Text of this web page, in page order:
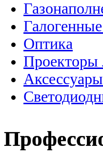
Оптика
Проекторы